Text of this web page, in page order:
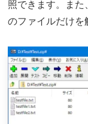
照できます。また
のファイルだけを